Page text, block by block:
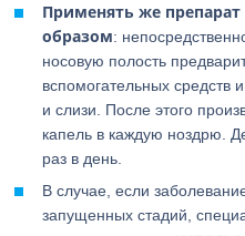
Применять же
образом:
носовую полость
вспомогательных средств
и слизи. После этого
капель в каждую ноздрю.
раз в день.
В случае, если
запущенных стадий,